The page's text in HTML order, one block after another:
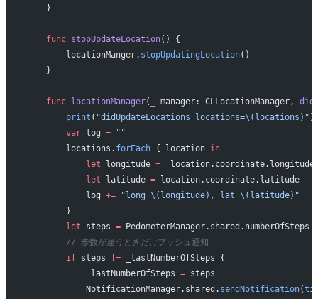
    }
    func
stopUpdateLocation() {
        locationManger.
stopUpdatingLocation()
    }
    func
locationManager( manager: CLLocationManager,
        print
( "didUpdateLocations locations=\(locations) " )
        var
log = ""
        locations.
forEach { location in
            let
longitude =
  location.coordinate.longitude
            let
latitude = location.coordinate.latitude
            log
+= "long \(longitude) , lat \(latitude) "
        }
        let
steps = PedometerManager.shared.numberOfSteps
        // 歩数が違うときだけプッシュ通知
        if
steps != _lastNumberOfSteps {
            _lastNumberOfSteps
= steps
            NotificationManager.shared.
sendNotification(